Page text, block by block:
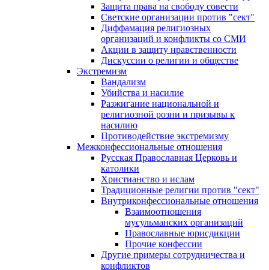
Защита права на свободу совести
Светские организации против "сект"
Диффамация религиозных
организаций и конфликты со СМИ
Акции в защиту нравственности
Дискуссии о религии и обществе
Экстремизм
Вандализм
Убийства и насилие
Разжигание национальной и
религиозной розни и призывы к
насилию
Противодействие экстремизму
Межконфессиональные отношения
Русская Православная Церковь и
католики
Христианство и ислам
Традиционные религии против "сект"
Внутриконфессиональные отношения
Взаимоотношения
мусульманских организаций
Православные юрисдикции
Прочие конфессии
Другие примеры сотрудничества и
конфликтов